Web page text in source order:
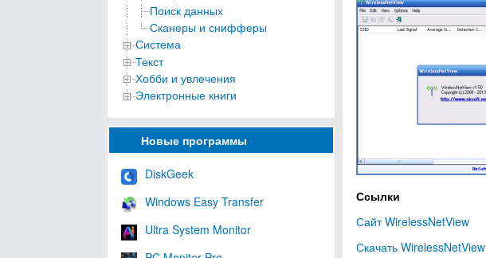
Поиск данных
Сканеры и снифферы
Система
Текст
Хобби и увлечения
Электронные книги
Новые программы
DiskGeek
Windows Easy Transfer
Ultra System Monitor
Ссылки
Сайт WirelessNetView
Скачать WirelessNetView